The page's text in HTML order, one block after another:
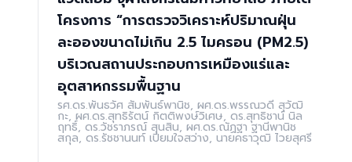
โครงการ “การตรวจวิเคราะห์ปริมาณฝุ่น
ละอองขนาดไม่เกิน 2.5 ไมครอน (PM2.5)
บริเวณสถานประกอบการเหมืองแร่และ
อุตสาหกรรมพื้นฐาน
รศ.ดร.พันธวัศ สัมพันธ์พานิช, ผศ.ดร.พรรณวดี สุวัฒิ
กะ, ผศ.ดร.สุทธิรัตน์ กิตติพงษ์วิเศษ, ดร.สุทธิชาน์ นิล
ฤทธิ์, ดร.วัชราภรณ์ สุนสิน, ผศ.ดร.ณัฏฐา ฐานีพานิช
สกุล, ดร.รัชชานนท์ เปี่ยมใจสว่าง, นายคธาวุฒิ ไวยสุศรี